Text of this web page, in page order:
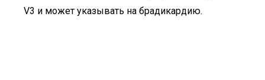
V3 и может указывать на брадикардию.